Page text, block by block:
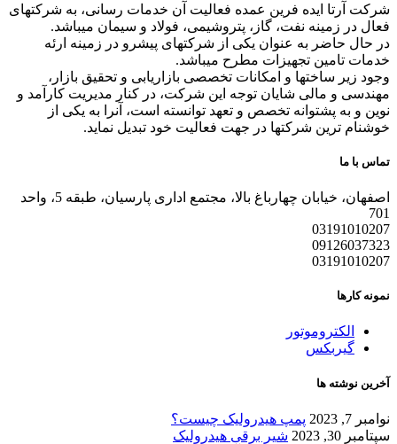
شرکت آرتا ایده فرین عمده فعالیت آن خدمات رسانی، به شرکتهای
فعال در زمینه نفت، گاز، پتروشیمی، فولاد و سیمان میباشد.
در حال حاضر به عنوان یکی از شرکتهای پیشرو در زمینه ارئه
خدمات تامین تجهیزات مطرح میباشد.
وجود زیر ساختها و امکانات تخصصی بازاریابی و تحقیق بازار،
مهندسی و مالی شایان توجه این شرکت، در کنار مدیریت کارآمد و
نوین و به پشتوانه تخصص و تعهد توانسته است، آنرا به یکی از
خوشنام ترین شرکتها در جهت فعالیت خود تبدیل نماید.
تماس با ما
اصفهان، خیابان چهارباغ بالا، مجتمع اداری پارسیان، طبقه 5، واحد
701
03191010207
09126037323
03191010207
نمونه کارها
الکتروموتور
گیربکس
آخرین نوشته ها
نوامبر 7, 2023
پمپ هیدرولیک چیست؟
سپتامبر 30, 2023
شیر برقی هیدرولیک